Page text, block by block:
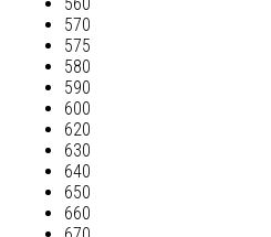
560
570
575
580
590
600
620
630
640
650
660